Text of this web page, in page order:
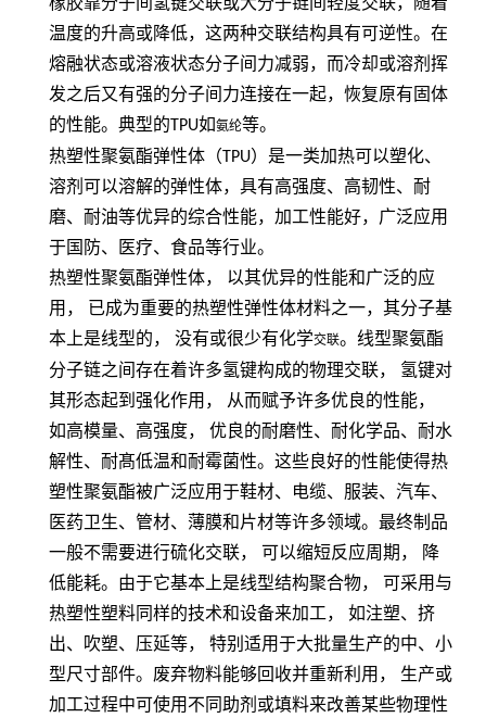
橡胶靠分子间氢键交联或大分子链间轻度交联，随着
温度的升高或降低，这两种交联结构具有可逆性。在
熔融状态或溶液状态分子间力减弱，而冷却或溶剂挥
发之后又有强的分子间力连接在一起，恢复原有固体
的性能。典型的TPU如氨纶等。
热塑性聚氨酯弹性体（TPU）是一类加热可以塑化、
溶剂可以溶解的弹性体，具有高强度、高韧性、耐
磨、耐油等优异的综合性能，加工性能好，广泛应用
于国防、医疗、食品等行业。
热塑性聚氨酯弹性体，
以其优异的性能和广泛的应
用，
已成为重要的热塑性弹性体材料之一，其分子基
本上是线型的，
没有或很少有化学交联。线型聚氨酯
分子链之间存在着许多氢键构成的物理交联，
氢键对
其形态起到强化作用，
从而赋予许多优良的性能，
如高模量、高强度，
优良的耐磨性、耐化学品、耐水
解性、耐髙低温和耐霉菌性。这些良好的性能使得热
塑性聚氨酯被广泛应用于鞋材、电缆、服装、汽车、
医药卫生、管材、薄膜和片材等许多领域。最终制品
一般不需要进行硫化交联，
可以缩短反应周期，
降
低能耗。由于它基本上是线型结构聚合物，
可采用与
热塑性塑料同样的技术和设备来加工，
如注塑、挤
出、吹塑、压延等，
特别适用于大批量生产的中、小
型尺寸部件。废弃物料能够回收并重新利用，
生产或
加工过程中可使用不同助剂或填料来改善某些物理性